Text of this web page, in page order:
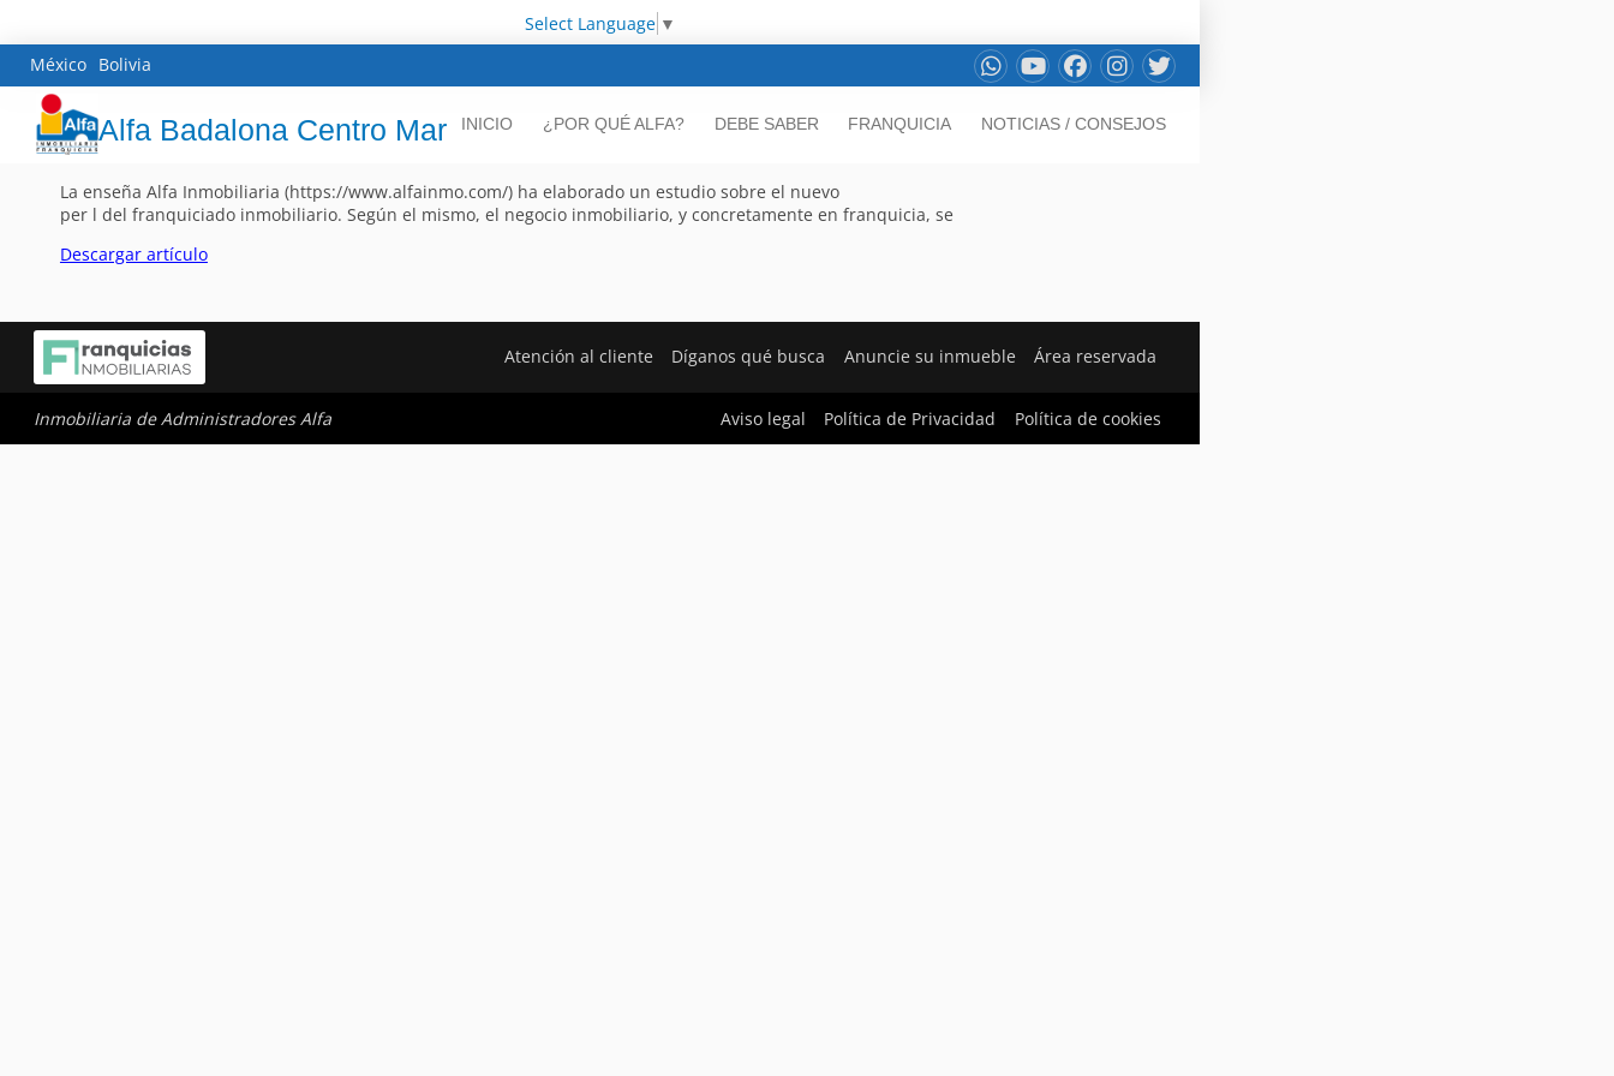
Select Language ▼
México Bolivia
Alfa Badalona Centro Mar INICIO ¿POR QUÉ ALFA? DEBE SABER FRANQUICIA NOTICIAS / CONSEJOS
La enseña Alfa Inmobiliaria (https://www.alfainmo.com/) ha elaborado un estudio sobre el nuevo
per l del franquiciado inmobiliario. Según el mismo, el negocio inmobiliario, y concretamente en franquicia, se
Descargar artículo
Atención al cliente Díganos qué busca Anuncie su inmueble Área reservada
Inmobiliaria de Administradores Alfa Aviso legal Política de Privacidad Política de cookies